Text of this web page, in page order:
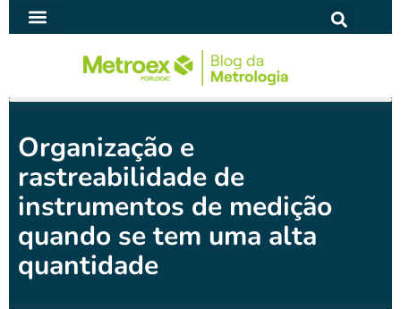
para
Organização e
rastreabilidade de
instrumentos de medição
quando se tem uma alta
quantidade